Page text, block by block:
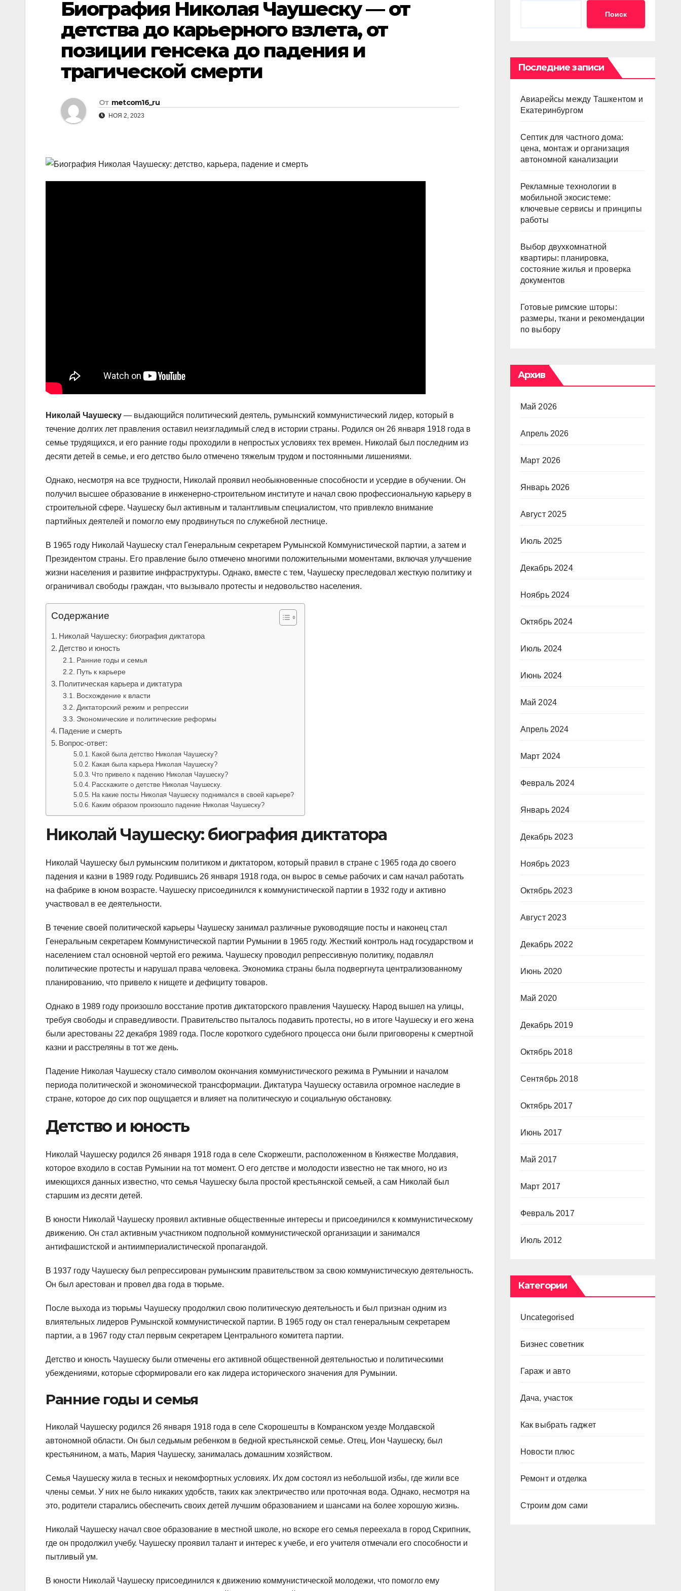
Биография Николая Чаушеску — от
детства до карьерного взлета, от
позиции генсека до падения и
трагической смерти
От metcom16_ru
НОЯ 2, 2023
Николай Чаушеску — выдающийся политический деятель, румынский коммунистический лидер, который в
течение долгих лет правления оставил неизгладимый след в истории страны. Родился он 26 января 1918 года в
семье трудящихся, и его ранние годы проходили в непростых условиях тех времен. Николай был последним из
десяти детей в семье, и его детство было отмечено тяжелым трудом и постоянными лишениями.
Однако, несмотря на все трудности, Николай проявил необыкновенные способности и усердие в обучении. Он
получил высшее образование в инженерно-строительном институте и начал свою профессиональную карьеру в
строительной сфере. Чаушеску был активным и талантливым специалистом, что привлекло внимание
партийных деятелей и помогло ему продвинуться по служебной лестнице.
В 1965 году Николай Чаушеску стал Генеральным секретарем Румынской Коммунистической партии, а затем и
Президентом страны. Его правление было отмечено многими положительными моментами, включая улучшение
жизни населения и развитие инфраструктуры. Однако, вместе с тем, Чаушеску преследовал жесткую политику и
ограничивал свободы граждан, что вызывало протесты и недовольство населения.
Содержание
Николай Чаушеску: биография диктатора
Детство и юность
Ранние годы и семья
Путь к карьере
Политическая карьера и диктатура
Восхождение к власти
Диктаторский режим и репрессии
Экономические и политические реформы
Падение и смерть
Вопрос-ответ:
Какой была детство Николая Чаушеску?
Какая была карьера Николая Чаушеску?
Что привело к падению Николая Чаушеску?
Расскажите о детстве Николая Чаушеску.
На какие посты Николая Чаушеску поднимался в своей карьере?
Каким образом произошло падение Николая Чаушеску?
Николай Чаушеску: биография диктатора
Николай Чаушеску был румынским политиком и диктатором, который правил в стране с 1965 года до своего
падения и казни в 1989 году. Родившись 26 января 1918 года, он вырос в семье рабочих и сам начал работать
на фабрике в юном возрасте. Чаушеску присоединился к коммунистической партии в 1932 году и активно
участвовал в ее деятельности.
В течение своей политической карьеры Чаушеску занимал различные руководящие посты и наконец стал
Генеральным секретарем Коммунистической партии Румынии в 1965 году. Жесткий контроль над государством и
населением стал основной чертой его режима. Чаушеску проводил репрессивную политику, подавлял
политические протесты и нарушал права человека. Экономика страны была подвергнута централизованному
планированию, что привело к нищете и дефициту товаров.
Однако в 1989 году произошло восстание против диктаторского правления Чаушеску. Народ вышел на улицы,
требуя свободы и справедливости. Правительство пыталось подавить протесты, но в итоге Чаушеску и его жена
были арестованы 22 декабря 1989 года. После короткого судебного процесса они были приговорены к смертной
казни и расстреляны в тот же день.
Падение Николая Чаушеску стало символом окончания коммунистического режима в Румынии и началом
периода политической и экономической трансформации. Диктатура Чаушеску оставила огромное наследие в
стране, которое до сих пор ощущается и влияет на политическую и социальную обстановку.
Детство и юность
Николай Чаушеску родился 26 января 1918 года в селе Скоржешти, расположенном в Княжестве Молдавия,
которое входило в состав Румынии на тот момент. О его детстве и молодости известно не так много, но из
имеющихся данных известно, что семья Чаушеску была простой крестьянской семьей, а сам Николай был
старшим из десяти детей.
В юности Николай Чаушеску проявил активные общественные интересы и присоединился к коммунистическому
движению. Он стал активным участником подпольной коммунистической организации и занимался
антифашистской и антиимпериалистической пропагандой.
В 1937 году Чаушеску был репрессирован румынским правительством за свою коммунистическую деятельность.
Он был арестован и провел два года в тюрьме.
После выхода из тюрьмы Чаушеску продолжил свою политическую деятельность и был признан одним из
влиятельных лидеров Румынской коммунистической партии. В 1965 году он стал генеральным секретарем
партии, а в 1967 году стал первым секретарем Центрального комитета партии.
Детство и юность Чаушеску были отмечены его активной общественной деятельностью и политическими
убеждениями, которые сформировали его как лидера исторического значения для Румынии.
Ранние годы и семья
Николай Чаушеску родился 26 января 1918 года в селе Скорошешты в Комранском уезде Молдавской
автономной области. Он был седьмым ребенком в бедной крестьянской семье. Отец, Ион Чаушеску, был
крестьянином, а мать, Мария Чаушеску, занималась домашним хозяйством.
Семья Чаушеску жила в тесных и некомфортных условиях. Их дом состоял из небольшой избы, где жили все
члены семьи. У них не было никаких удобств, таких как электричество или проточная вода. Однако, несмотря на
это, родители старались обеспечить своих детей лучшим образованием и шансами на более хорошую жизнь.
Николай Чаушеску начал свое образование в местной школе, но вскоре его семья переехала в город Скрипник,
где он продолжил учебу. Чаушеску проявил талант и интерес к учебе, и его учителя отмечали его способности и
пытливый ум.
В юности Николай Чаушеску присоединился к движению коммунистической молодежи, что помогло ему
Поиск
Последние записи
Авиарейсы между Ташкентом и
Екатеринбургом
Септик для частного дома:
цена, монтаж и организация
автономной канализации
Рекламные технологии в
мобильной экосистеме:
ключевые сервисы и принципы
работы
Выбор двухкомнатной
квартиры: планировка,
состояние жилья и проверка
документов
Готовые римские шторы:
размеры, ткани и рекомендации
по выбору
Архив
Май 2026
Апрель 2026
Март 2026
Январь 2026
Август 2025
Июль 2025
Декабрь 2024
Ноябрь 2024
Октябрь 2024
Июль 2024
Июнь 2024
Май 2024
Апрель 2024
Март 2024
Февраль 2024
Январь 2024
Декабрь 2023
Ноябрь 2023
Октябрь 2023
Август 2023
Декабрь 2022
Июнь 2020
Май 2020
Декабрь 2019
Октябрь 2018
Сентябрь 2018
Октябрь 2017
Июнь 2017
Май 2017
Март 2017
Февраль 2017
Июль 2012
Категории
Uncategorised
Бизнес советник
Гараж и авто
Дача, участок
Как выбрать гаджет
Новости плюс
Ремонт и отделка
Строим дом сами